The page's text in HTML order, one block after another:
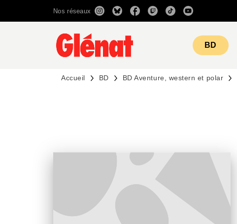
RECHERCHE CONTENU
Nos réseaux
BD
Accueil BD BD Aventure, western et polar